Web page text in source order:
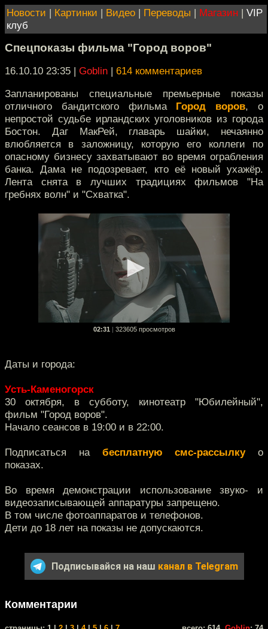
Новости | Картинки | Видео | Переводы | Магазин | VIP
клуб
Спецпоказы фильма "Город воров"
16.10.10 23:35 | Goblin | 614 комментариев
Запланированы специальные премьерные показы
отличного бандитского фильма Город воров, о
непростой судьбе ирландских уголовников из города
Бостон. Даг МакРей, главарь шайки, нечаянно
влюбляется в заложницу, которую его коллеги по
опасному бизнесу захватывают во время ограбления
банка. Дама не подозревает, кто её новый ухажёр.
Лента снята в лучших традициях фильмов "На
гребнях волн" и "Схватка".
02:31 323605 просмотров
Даты и города:
Усть-Каменогорск
30 октября, в субботу, кинотеатр "Юбилейный",
фильм "Город воров".
Начало сеансов в 19:00 и в 22:00.
Подписаться на бесплатную смс-рассылкуо
показах.
Во время демонстрации использование звуко- и
видеозаписывающей аппаратуры запрещено.
В том числе фотоаппаратов и телефонов.
Дети до 18 лет на показы не допускаются.
Подписывайся на наш канал в Telegram
Комментарии